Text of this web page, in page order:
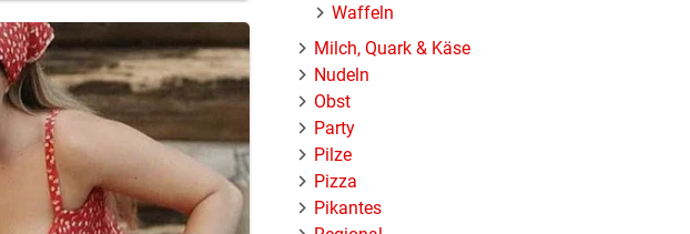
Waffeln
Milch, Quark & Käse
Nudeln
Obst
Party
Pilze
Pizza
Pikantes